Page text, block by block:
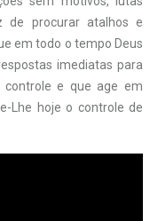
de procurar atalhos e
em todo o tempo Deus
imediatas para
e que age em
Lhe hoje o controle de